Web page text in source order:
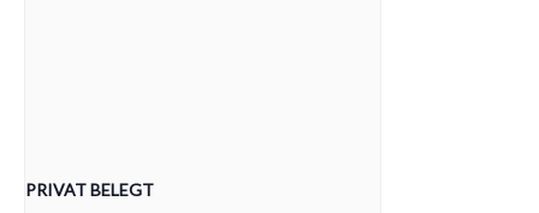
PRIVAT BELEGT